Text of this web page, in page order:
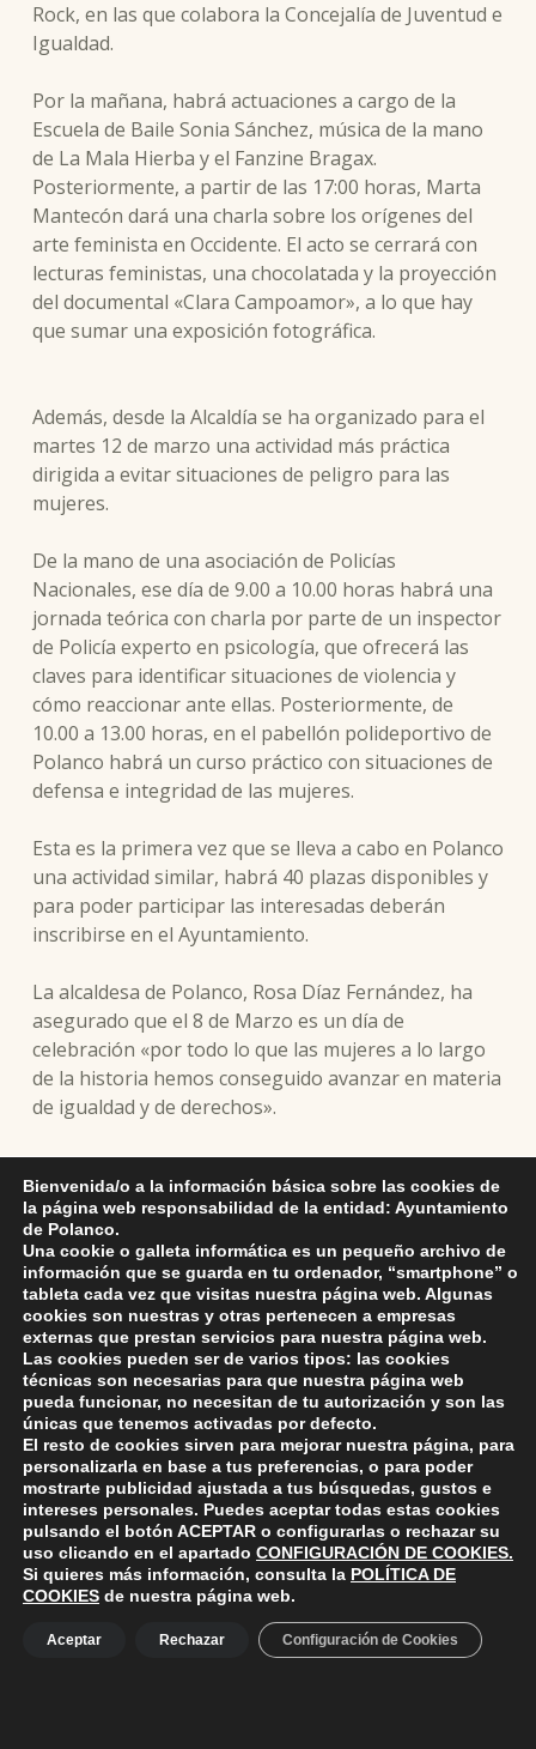
Rock, en las que colabora la Concejalía de Juventud e
Igualdad.
Por la mañana, habrá actuaciones a cargo de la
Escuela de Baile Sonia Sánchez, música de la mano
de La Mala Hierba y el Fanzine Bragax.
Posteriormente, a partir de las 17:00 horas, Marta
Mantecón dará una charla sobre los orígenes del
arte feminista en Occidente. El acto se cerrará con
lecturas feministas, una chocolatada y la proyección
del documental «Clara Campoamor», a lo que hay
que sumar una exposición fotográfica.
Además, desde la Alcaldía se ha organizado para el
martes 12 de marzo una actividad más práctica
dirigida a evitar situaciones de peligro para las
mujeres.
De la mano de una asociación de Policías
Nacionales, ese día de 9.00 a 10.00 horas habrá una
jornada teórica con charla por parte de un inspector
de Policía experto en psicología, que ofrecerá las
claves para identificar situaciones de violencia y
cómo reaccionar ante ellas. Posteriormente, de
10.00 a 13.00 horas, en el pabellón polideportivo de
Polanco habrá un curso práctico con situaciones de
defensa e integridad de las mujeres.
Esta es la primera vez que se lleva a cabo en Polanco
una actividad similar, habrá 40 plazas disponibles y
para poder participar las interesadas deberán
inscribirse en el Ayuntamiento.
La alcaldesa de Polanco, Rosa Díaz Fernández, ha
asegurado que el 8 de Marzo es un día de
celebración «por todo lo que las mujeres a lo largo
de la historia hemos conseguido avanzar en materia
de igualdad y de derechos».
A la vez, ha destacado que se trata de una jornada
de reivindicación «porque aún nos queda camino
por recorrer y avanzar en esa senda de la igualdad»,
pues a su juicio lo ideal «sería llegar a un momento
en el que las mujeres solo celebrásemos el Día de la
Mujer como la consolidación de la igualdad de
derechos entre hombres y mujeres».
Skip back to main navigation
ayuntamiento de polanco
AYUNTAMIENTO DE POLANCO
Ayuntamiento de Polanco. La iglesia R-29 39313 Polanco
+34 942 82 42 00
+34 942 82 49 75
Bienvenida/o a la información básica sobre las cookies de
la página web responsabilidad de la entidad: Ayuntamiento
de Polanco.
Una cookie o galleta informática es un pequeño archivo de
información que se guarda en tu ordenador, “smartphone” o
tableta cada vez que visitas nuestra página web. Algunas
cookies son nuestras y otras pertenecen a empresas
externas que prestan servicios para nuestra página web.
Las cookies pueden ser de varios tipos: las cookies
técnicas son necesarias para que nuestra página web
pueda funcionar, no necesitan de tu autorización y son las
únicas que tenemos activadas por defecto.
El resto de cookies sirven para mejorar nuestra página, para
personalizarla en base a tus preferencias, o para poder
mostrarte publicidad ajustada a tus búsquedas, gustos e
intereses personales. Puedes aceptar todas estas cookies
pulsando el botón ACEPTAR o configurarlas o rechazar su
uso clicando en el apartado CONFIGURACIÓN DE COOKIES.
Si quieres más información, consulta la POLÍTICA DE
COOKIES de nuestra página web.
Aceptar Rechazar Configuración de Cookies